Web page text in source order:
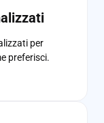
per
preferisci.